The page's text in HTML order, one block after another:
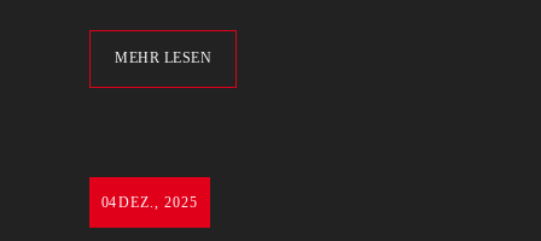
MEHR LESEN
04DEZ., 2025